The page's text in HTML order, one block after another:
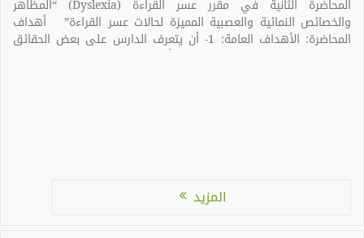
المحاضرة الثانية في مقرر عسر القراءة (Dyslexia) “المظاهر
والخصائص النمائية والعصبية المميزة لحالات عسر القراءة” أهداف
المحاضرة: الأهداف العامة: 1- أن يتعرف الدارس على بعض الحقائق
عن التلاميذ ذوي عسر القراءة. 2- أن يحدد الدارس بعض المظاهر
المزيد